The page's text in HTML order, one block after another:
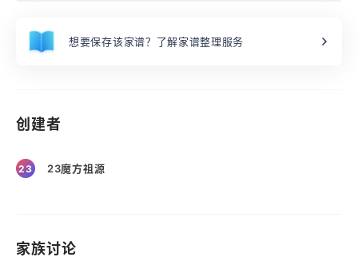
想要保存该家谱？了解家谱整理服务
创建者
23 23魔方祖源
家族讨论